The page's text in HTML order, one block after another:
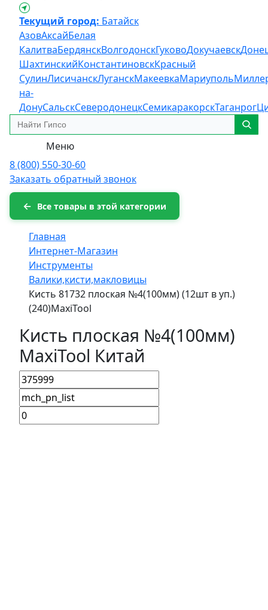
Текущий город: Батайск
АзовАксайБелая
КалитваБердянскВолгодонскГуковоДокучаевск
ШахтинскийКонстантиновскКрасный
СулинЛисичанскЛуганскМакеевкаМариуполь
на-
ДонуСальскСеверодонецкСемикаракорскТаганрог
Меню
8 (800) 550-30-60
Заказать обратный звонок
Все товары в этой категории
Главная
Интернет-Магазин
Инструменты
Валики,кисти,макловицы
Кисть 81732 плоская №4(100мм) (12шт в уп.)
(240)MaxiTool
Кисть плоская №4(100мм)
MaxiTool Китай